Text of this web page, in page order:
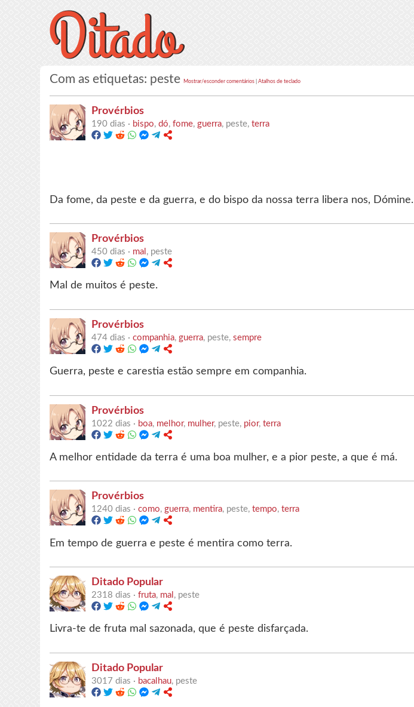
Com as etiquetas: pesteMostrar/esconder comentários |Atalhos de teclado
Provérbios
190 dias · bispo,dó,fome,guerra, peste,terra
Da fome, da peste e da guerra, e do bispo da nossa terra libera nos, Dómine.
Provérbios
450 dias · mal , peste
Mal de muitos é peste.
Provérbios
474 dias ·companhia,guerra, peste,sempre
Guerra, peste e carestia estão sempre em companhia.
Provérbios
1022 dias · boa, melhor, mulher, peste, pior,terra
A melhor entidade da terra é uma boa mulher, e a pior peste, a que é má.
Provérbios
1240 dias ·como,guerra, mentira, peste,tempo,terra
Em tempo de guerra e peste é mentira como terra.
Ditado Popular
2318 dias ·fruta, mal , peste
Livra-te de fruta mal sazonada, que é peste disfarçada.
Ditado Popular
3017 dias · bacalhau, peste